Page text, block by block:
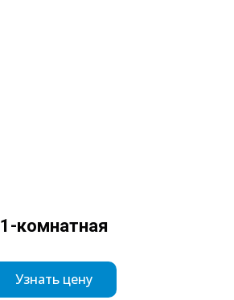
1-комнатная
Узнать цену